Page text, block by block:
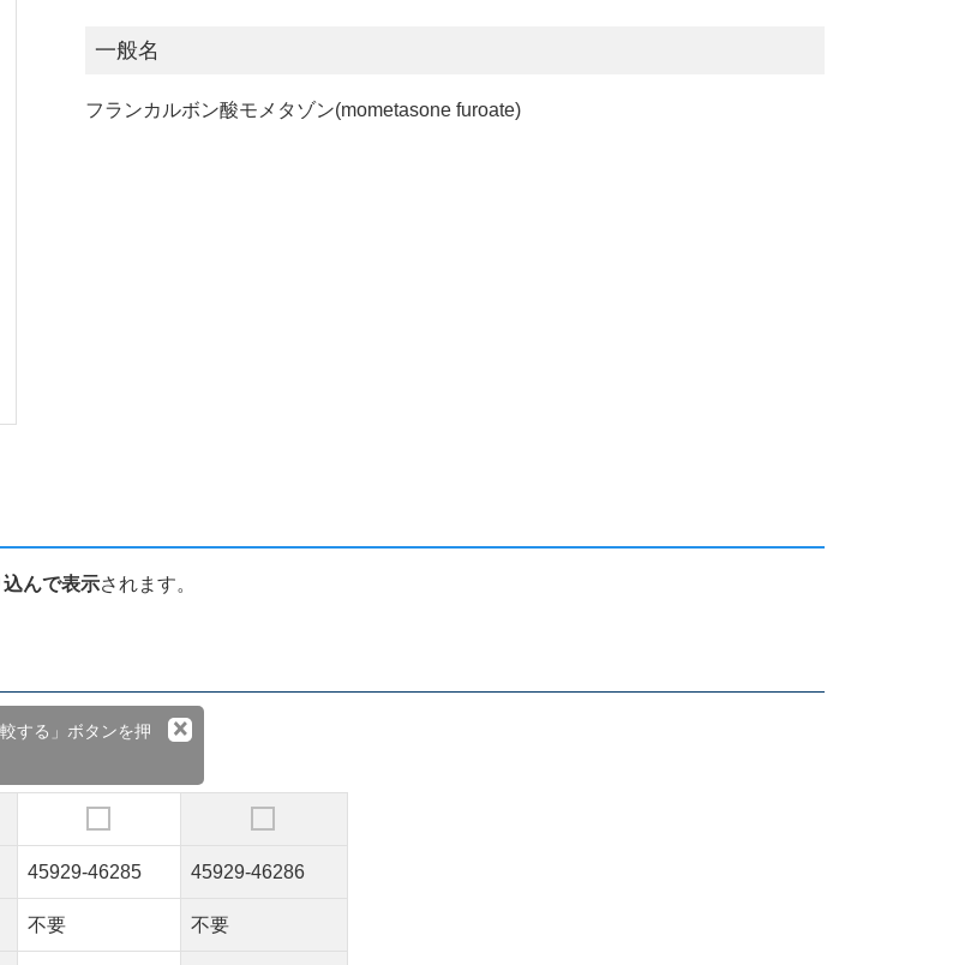
一般名
フランカルボン酸モメタゾン(mometasone furoate)
込んで表示されます。
する」ボタンを押
×
45929-46285 45929-46286
不要 不要